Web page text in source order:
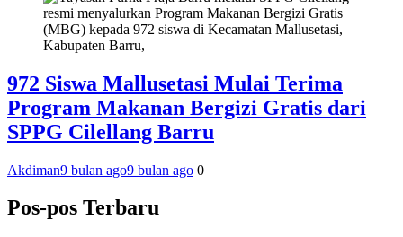
972 Siswa Mallusetasi Mulai Terima
Program Makanan Bergizi Gratis dari
SPPG Cilellang Barru
Akdiman9 bulan ago9 bulan ago 0
Pos-pos Terbaru